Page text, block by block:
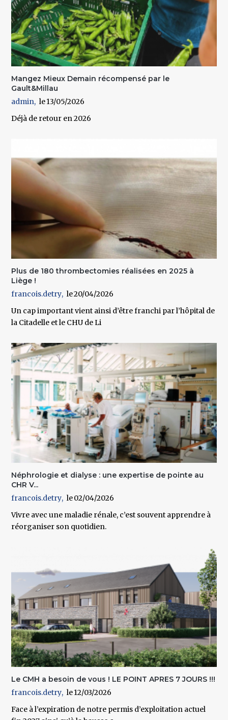
Mangez Mieux Demain récompensé par le
Gault&Millau
admin
13/05/2026
Déjà de retour en 2026
Plus de 180 thrombectomies réalisées en 2025 à
Liège !
francois.detry
20/04/2026
Un cap important vient ainsi d’être franchi par l’hôpital de
la Citadelle et le CHU de Li
Néphrologie et dialyse : une expertise de pointe au
CHR V...
francois.detry
02/04/2026
Vivre avec une maladie rénale, c’est souvent apprendre à
réorganiser son quotidien.
Le CMH a besoin de vous ! LE POINT APRES 7 JOURS !!!
francois.detry
12/03/2026
Face à l’expiration de notre permis d’exploitation actuel